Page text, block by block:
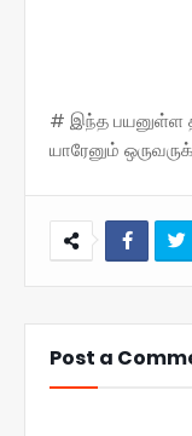
# இந்த பயனுள்ள
யாரேனும்
Post a